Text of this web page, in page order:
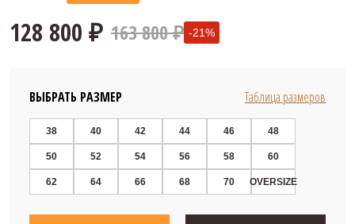
128 800 ₽
163 800 ₽ -21%
ВЫБРАТЬ РАЗМЕР Таблица размеров
38 40 42 44 46 48
50 52 54 56 58 60
62 64 66 68 70 OVERSIZE